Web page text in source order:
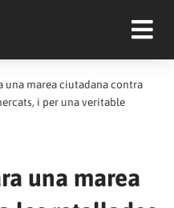
una marea ciutadana contra
i per una veritable
una marea